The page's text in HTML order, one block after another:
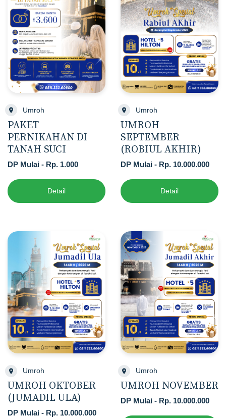
Umroh
PAKET
PERNIKAHAN DI
TANAH SUCI
DP Mulai - Rp. 1.000
Detail
Umroh
UMROH
SEPTEMBER
(ROBIUL AKHIR)
DP Mulai - Rp. 10.000.000
Detail
Umroh
UMROH OKTOBER
(JUMADIL ULA)
DP Mulai - Rp. 10.000.000
Umroh
UMROH NOVEMBER
DP Mulai - Rp. 10.000.000